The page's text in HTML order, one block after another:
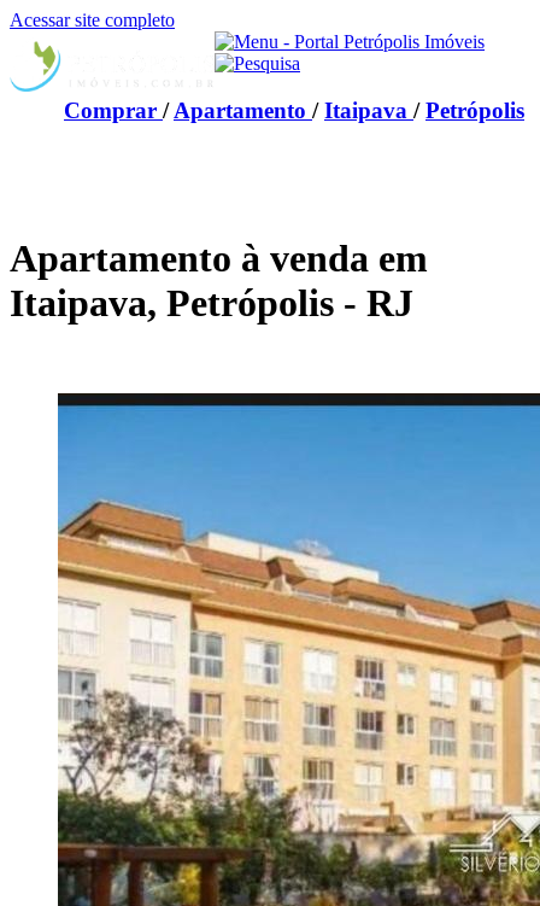
Acessar site completo
Comprar /Apartamento /Itaipava /Petrópolis
Apartamento à venda em
Itaipava, Petrópolis - RJ